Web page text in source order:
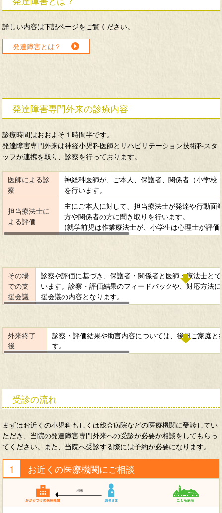
詳しい内容は下記ページをご覧ください。
発達障害とは？
発達障害専門外来の診療内容
診療時間はおおよそ１時間半です。
発達障害専門外来は神経小児科医師とリハビリテーション技術科スタ
ッフが連携を取り、診察を行っております。
医師による診
察
神経科医師が、ご本人、保護者、関係者（小学
を行います。
担当療法士に
よる評価
主にご本人に対して、担当療法士が発達や行動
方や関係者の方に聞き取りを行います。
(就学前児は作業療法士が、小学生は心理士が評
その場
での支
援会議
診察や評価に基づき、保護者・関係者と医師・療法士と
います。診察・評価結果のフィードバックや、対応方法
援会議の内容となります。
外来終了
後
診察・評価結果や助言内容については、後日ご家庭
す。
受診の流れ
まずはお近くの小児科もしくは総合病院などの医療機関に受診してい
ただき、当院の発達障害専門外来への受診が必要か相談をしてもらっ
てください。また、当院へ受診する際には予約が必要になります。
お近くの医療機関にご相談